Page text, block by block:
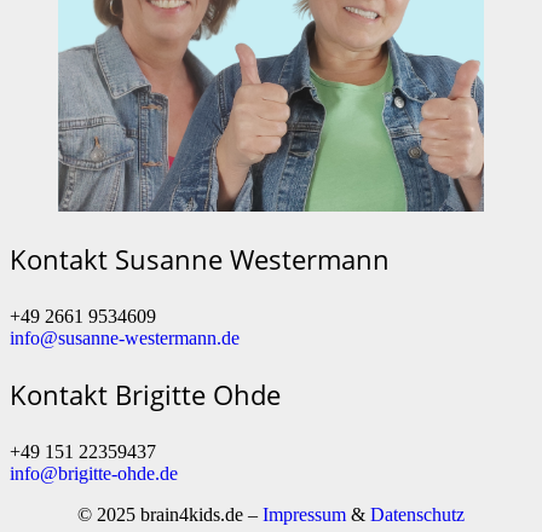
Kontakt Susanne Westermann
+49 2661 9534609
info@susanne-westermann.de
Kontakt Brigitte Ohde
+49 151 22359437
info@brigitte-ohde.de
© 2025 brain4kids.de – Impressum & Datenschutz